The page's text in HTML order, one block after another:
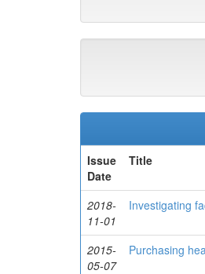
Issue
Date
Title
2018-
11-01
Investigating
2015-
05-07
Purchasing